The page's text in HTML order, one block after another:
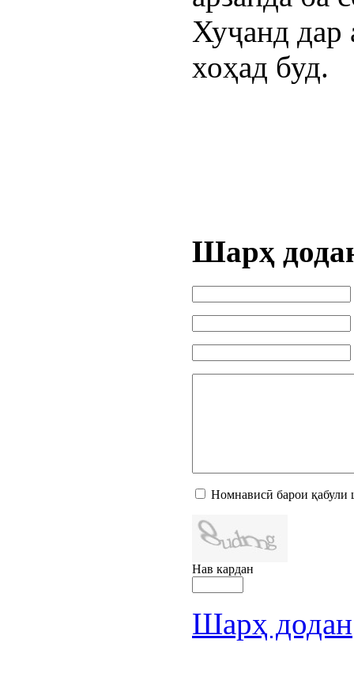
Хуҷанд
хоҳад буд.
Шарҳ
Номнависӣ барои қабули
Нав кардан
Шарҳ додан